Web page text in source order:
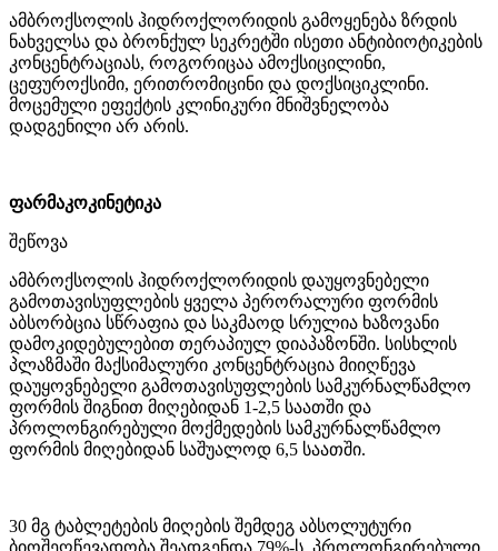
ამბროქსოლის ჰიდროქლორიდის გამოყენება ზრდის
ნახველსა და ბრონქულ სეკრეტში ისეთი ანტიბიოტიკების
კონცენტრაციას, როგორიცაა ამოქსიცილინი,
ცეფუროქსიმი, ერითრომიცინი და დოქსიციკლინი.
მოცემული ეფექტის კლინიკური მნიშვნელობა
დადგენილი არ არის.
ფარმაკოკინეტიკა
შეწოვა
ამბროქსოლის ჰიდროქლორიდის დაუყოვნებელი
გამოთავისუფლების ყველა პერორალური ფორმის
აბსორბცია სწრაფია და საკმაოდ სრულია ხაზოვანი
დამოკიდებულებით თერაპიულ დიაპაზონში. სისხლის
პლაზმაში მაქსიმალური კონცენტრაცია მიიღწევა
დაუყოვნებელი გამოთავისუფლების სამკურნალწამლო
ფორმის შიგნით მიღებიდან 1-2,5 საათში და
პროლონგირებული მოქმედების სამკურნალწამლო
ფორმის მიღებიდან საშუალოდ 6,5 საათში.
30 მგ ტაბლეტების მიღების შემდეგ აბსოლუტური
ბიოშეღწევადობა შეადგენდა 79%-ს. პროლონგირებული